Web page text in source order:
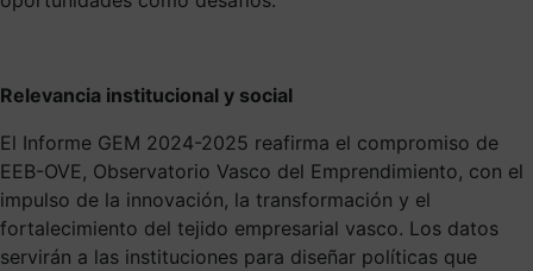
Relevancia institucional y social
El Informe GEM 2024-2025 reafirma el compromiso de
EEB-OVE, Observatorio Vasco del Emprendimiento, con el
impulso de la innovación, la transformación y el
fortalecimiento del tejido empresarial vasco. Los datos
servirán a las instituciones para diseñar políticas que